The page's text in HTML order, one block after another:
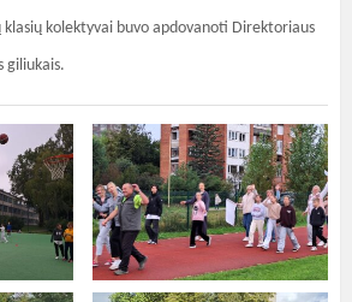
klasių kolektyvai buvo apdovanoti Direktoriaus
giliukais.